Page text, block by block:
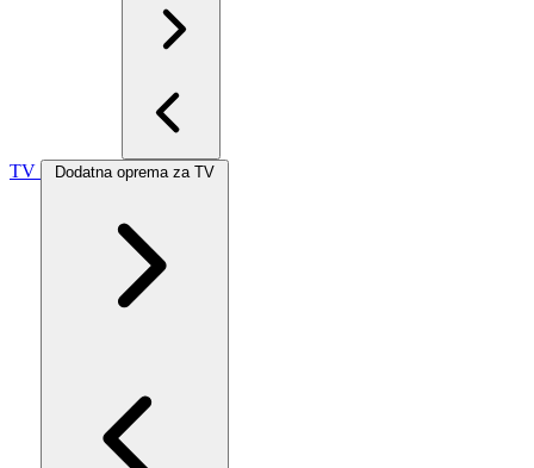
TV Dodatna oprema za TV